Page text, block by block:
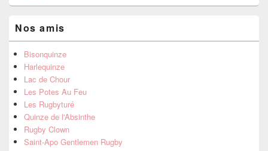
Nos amis
Bisonquinze
Harlequinze
Lac de Chour
Les Potes Au Feu
Les Rugbyturé
Quinze de l'Absinthe
Rugby Clown
Saint-Apo Gentlemen Rugby